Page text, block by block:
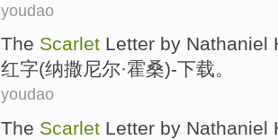
youdao
The Scarlet Letter by Nathaniel
红字(纳撒尼尔·霍桑)-下载。
youdao
The Scarlet Letter by Nathaniel